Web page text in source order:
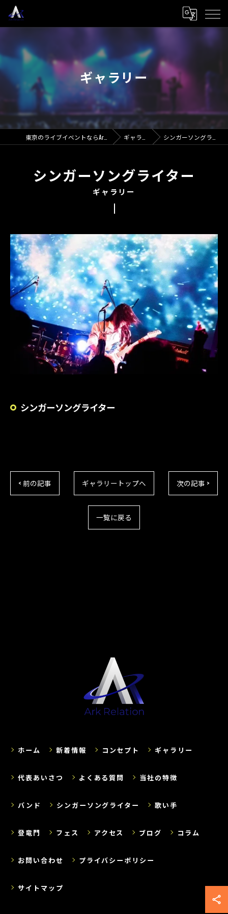
ギャラリー
ギャラリー シンガーソングライター
ギャラリー
シンガーソングライター
シンガーソングライター
< 前の記事 ギャラリートップへ 次の記事 >
一覧に戻る
ホーム 新着情報 コンセプト ギャラリー
代表あいさつ よくある質問 当社の特徴
バンド シンガーソングライター 歌い手
登竜門 フェス アクセス ブログ コラム
お問い合わせ プライバシーポリシー
サイトマップ